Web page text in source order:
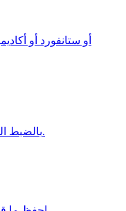
بالضبط الجزء الذي تريده — لا تحميل كامل للملف.